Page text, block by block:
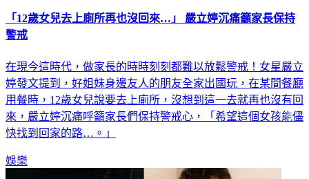
「12歲女兒去上廁所再也沒回來…」 嚴立婷沉痛籲家長保持
警戒
在現今這時代，做家長的時時刻刻都難以放鬆警戒！女星嚴立
婷發文提到，好姐妹身邊友人的朋友全家出國玩，在某間餐廳
用餐時，12歲女兒說要去上廁所，沒想到這一去就再也沒有回
來，嚴立婷沉痛呼籲家長們保持警戒心，「希望這個女孩能儘
快找到回家的路…。」
娛樂